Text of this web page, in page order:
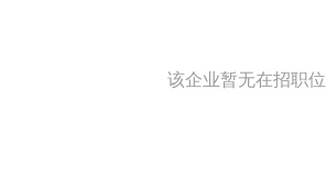
该企业暂无在招职位